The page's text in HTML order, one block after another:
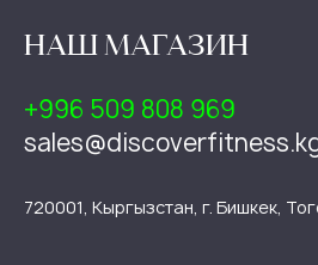
НАШ МАГАЗИН
+996 509 808 969
720001, Кыргызстан, г. Бишкек,